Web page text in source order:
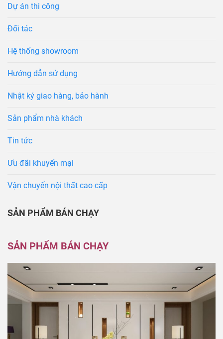
Dự án thi công
Đối tác
Hệ thống showroom
Hướng dẫn sử dụng
Nhật ký giao hàng, bảo hành
Sản phẩm nhà khách
Tin tức
Ưu đãi khuyến mại
Vận chuyển nội thất cao cấp
SẢN PHẨM BÁN CHẠY
SẢN PHẨM BÁN CHẠY